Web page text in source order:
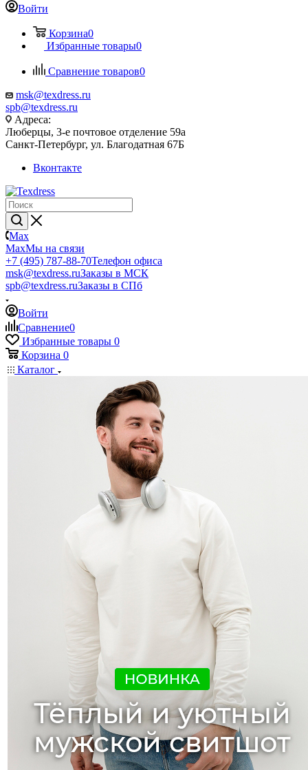
Войти
Корзина0
Избранные товары0
Сравнение товаров0
msk@texdress.ru
spb@texdress.ru
Адреса:
Люберцы, 3-е почтовое отделение 59а
Санкт-Петербург, ул. Благодатная 67Б
Вконтакте
Max
MaxМы на связи
+7 (495) 787-88-70Телефон офиса
msk@texdress.ruЗаказы в МСК
spb@texdress.ruЗаказы в СПб
Войти
Сравнение0
Избранные товары 0
Корзина 0
Каталог